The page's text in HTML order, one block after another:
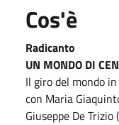
Cos'è
Radicanto
UN MONDO DI
Il giro del mondo
con Maria
Giuseppe De Trizio